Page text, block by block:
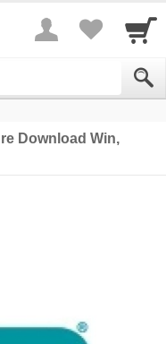
Download Win,